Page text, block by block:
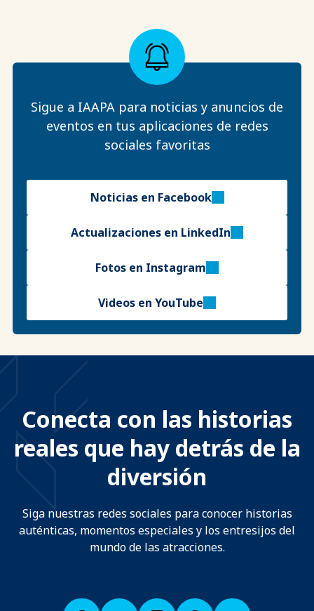
Sigue a IAAPA para noticias y anuncios de
eventos en tus aplicaciones de redes
sociales favoritas
Noticias en Facebook
Actualizaciones en LinkedIn
Fotos en Instagram
Videos en YouTube
Conecta con las historias
reales que hay detrás de la
diversión
Siga nuestras redes sociales para conocer historias
auténticas, momentos especiales y los entresijos del
mundo de las atracciones.